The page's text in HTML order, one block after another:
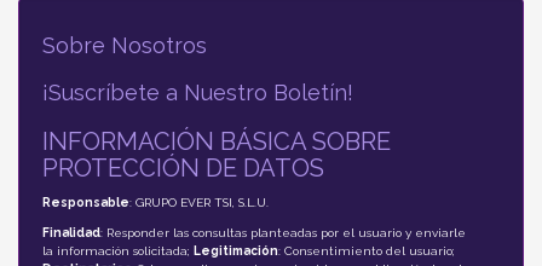
Sobre Nosotros
¡Suscríbete a Nuestro Boletín!
INFORMACIÓN BÁSICA SOBRE
PROTECCIÓN DE DATOS
Responsable: GRUPO EVER TSI, S.L.U.
Finalidad: Responder las consultas planteadas por el usuario y enviarle
la información solicitada; Legitimación: Consentimiento del usuario;